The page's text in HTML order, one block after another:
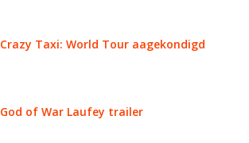
Crazy Taxi: World Tour aagekondigd
God of War Laufey trailer